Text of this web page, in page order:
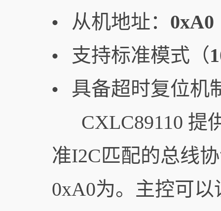
• 从机地址： 0xA0
• 支持标准模式（
•
具备超时复位机
CXLC89110 提
准I2C匹配的总线
0xA0为。主控可